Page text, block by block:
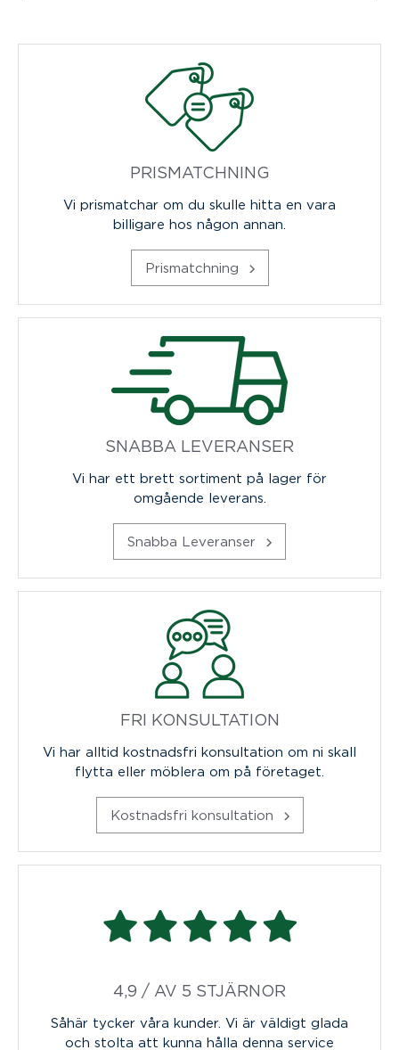
PRISMATCHNING
Vi prismatchar om du skulle hitta en vara
billigare hos någon annan.
Prismatchning
SNABBA LEVERANSER
Vi har ett brett sortiment på lager för
omgående leverans.
Snabba Leveranser
FRI KONSULTATION
Vi har alltid kostnadsfri konsultation om ni skall
flytta eller möblera om på företaget.
Kostnadsfri konsultation
4,9 / AV 5 STJÄRNOR
Såhär tycker våra kunder. Vi är väldigt glada
och stolta att kunna hålla denna service